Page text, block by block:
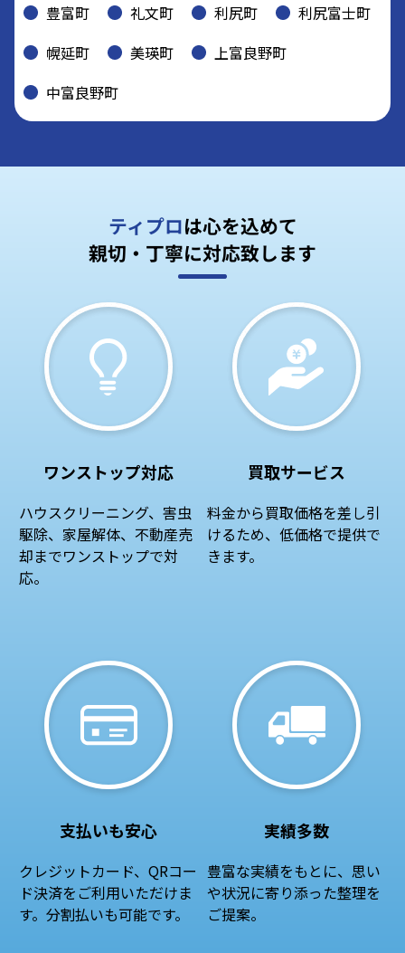
豊富町
礼文町 利尻町
利尻富士町
幌延町
美瑛町
上富良野町
中富良野町
ティプロは心を込めて
親切・丁寧に対応致します
ワンストップ対応
ハウスクリーニング、害虫
駆除、家屋解体、不動産売
却までワンストップで対
応。
買取サービス
料金から買取価格を差し引
けるため、低価格で提供で
きます。
支払いも安心
クレジットカード、QRコー
ド決済をご利用いただけま
す。分割払いも可能です。
実績多数
豊富な実績をもとに、思い
や状況に寄り添った整理を
ご提案。